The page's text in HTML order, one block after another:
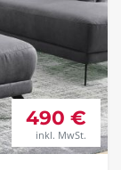
490 €
inkl. MwSt.